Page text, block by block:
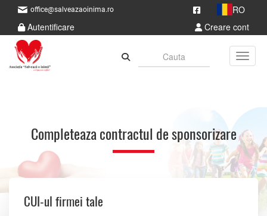
office@salveazaoinima.ro
RO
Autentificare
Creare cont
Completeaza contractul de sponsorizare
CUI-ul firmei tale